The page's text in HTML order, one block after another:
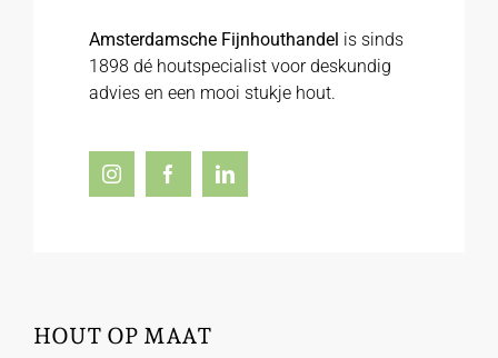
Amsterdamsche Fijnhouthandel is sinds
1898 dé houtspecialist voor deskundig
advies en een mooi stukje hout.
HOUT OP MAAT